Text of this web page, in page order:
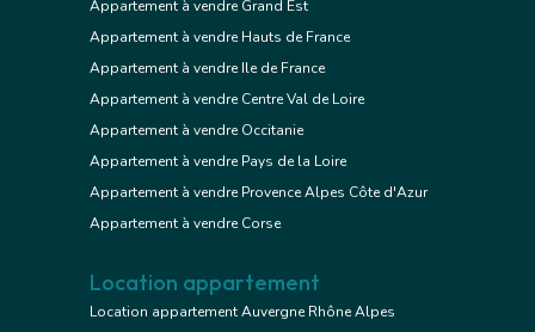
Appartement à vendre Grand Est
Appartement à vendre Hauts de France
Appartement à vendre Ile de France
Appartement à vendre Centre Val de Loire
Appartement à vendre Occitanie
Appartement à vendre Pays de la Loire
Appartement à vendre Provence Alpes Côte d'Azur
Appartement à vendre Corse
Location appartement
Location appartement Auvergne Rhône Alpes